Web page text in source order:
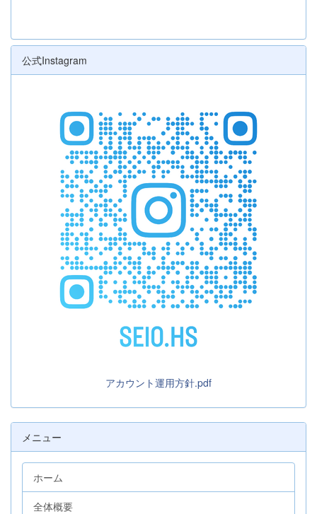
公式Instagram
アカウント運用方針.pdf
メニュー
ホーム
全体概要